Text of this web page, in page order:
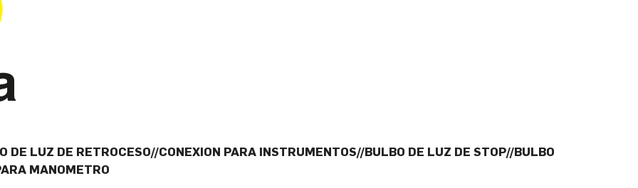
DE LUZ DE RETROCESO//CONEXION PARA INSTRUMENTOS//BULBO DE LUZ DE STOP//BULBO
MANOMETRO